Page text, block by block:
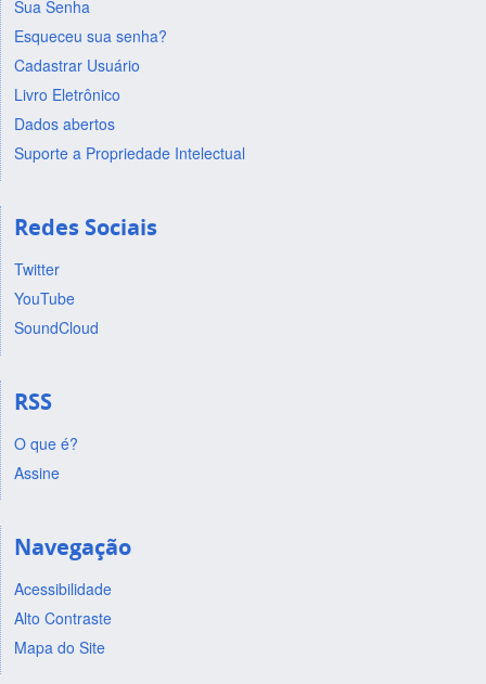
Sua Senha
Esqueceu sua senha?
Cadastrar Usuário
Livro Eletrônico
Dados abertos
Suporte a Propriedade Intelectual
Redes Sociais
Twitter
YouTube
SoundCloud
RSS
O que é?
Assine
Navegação
Acessibilidade
Alto Contraste
Mapa do Site